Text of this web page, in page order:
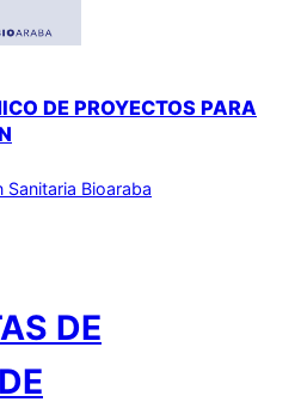
DE PROYECTOS PARA
Bioaraba
DE